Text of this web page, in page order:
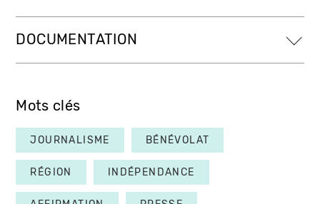
DOCUMENTATION
Mots clés
JOURNALISME BÉNÉVOLAT
RÉGION INDÉPENDANCE